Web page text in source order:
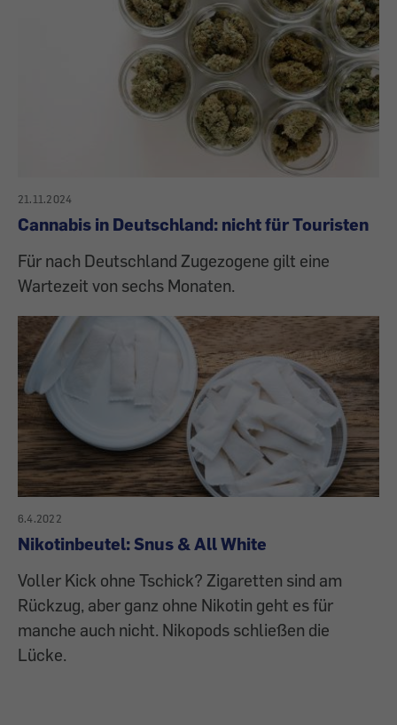
21.11.2024
Cannabis in Deutschland: nicht für Touristen
Für nach Deutschland Zugezogene gilt eine
Wartezeit von sechs Monaten.
6.4.2022
Nikotinbeutel: Snus & All White
Voller Kick ohne Tschick? Zigaretten sind am
Rückzug, aber ganz ohne Nikotin geht es für
manche auch nicht. Nikopods schließen die
Lücke.